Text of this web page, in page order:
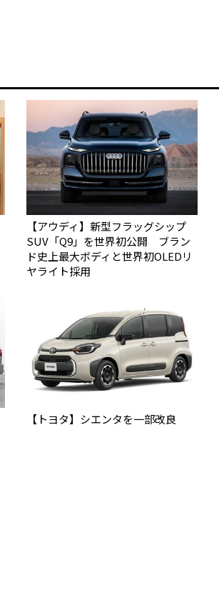
【アウディ】新型フラッグシップ
SUV「Q9」を世界初公開 ブラン
ド史上最大ボディと世界初OLEDリ
ヤライト採用
【トヨタ】シエンタを一部改良